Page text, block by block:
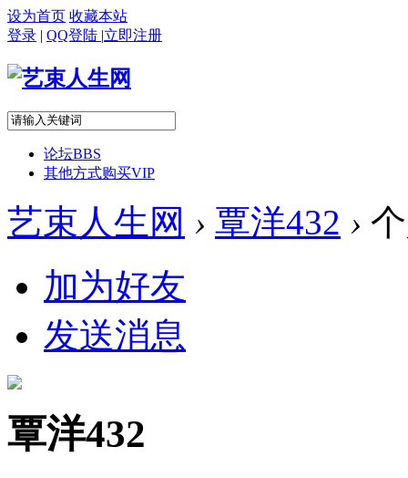
设为首页 收藏本站
登录 | QQ登陆 |立即注册
论坛BBS
其他方式购买VIP
艺束人生网 › 覃洋432 ›
加为好友
发送消息
覃洋432